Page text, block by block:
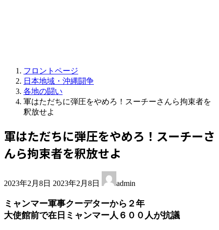
フロントページ
日本地域・沖縄闘争
各地の闘い
軍はただちに弾圧をやめろ！スーチーさんら拘束者を
釈放せよ
軍はただちに弾圧をやめろ！スーチーさ
んら拘束者を釈放せよ
2023年2月8日 終
新
日
2023年2月8日 admin
ミャンマー軍事クーデターから２年
大使館前で在日ミャンマー人６００人が抗議